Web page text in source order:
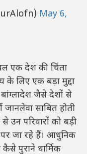
May 6,
एक देश की चिंता
के लिए एक बड़ा मुद्दा
जैसे देशों से
साबित होती
उन परिवारों को बड़ी
पर जा रहे हैं। आधुनिक
पुराने धार्मिक